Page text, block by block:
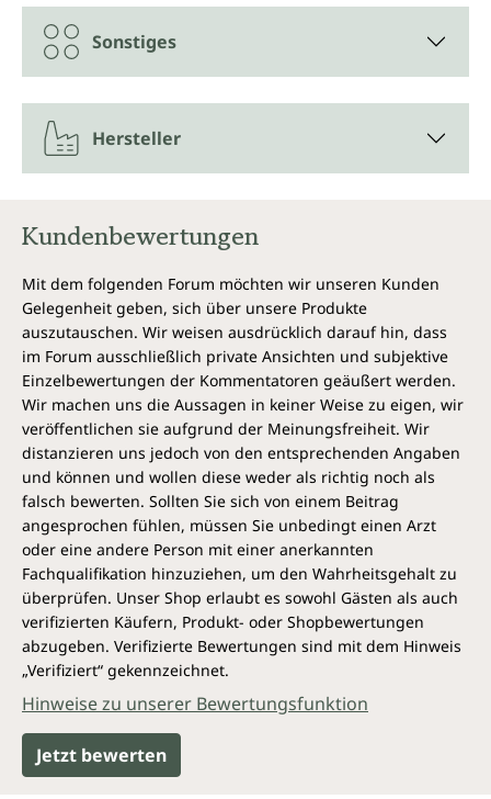
Monatsvorrat.
Vegan und ohne folgende Zusatzstoffe
Katzenkralle Kapseln von Unimedica sind,
entsprechend gesetzlicher Vorgaben, frei von
Konservierungsstoffen, weiterhin ohne Zusätze wie
Farbstoffe, Stabilisatoren, Trennmittel wie
aus reiner pflanzlicher Cellulose (HPMC), frei von
Sonstiges
Hersteller
Kundenbewertungen
Mit dem folgenden Forum möchten wir unseren Kunden
Gelegenheit geben, sich über unsere Produkte
auszutauschen. Wir weisen ausdrücklich darauf hin, dass
im Forum ausschließlich private Ansichten und subjektive
Einzelbewertungen der Kommentatoren geäußert werden.
Wir machen uns die Aussagen in keiner Weise zu eigen, wir
veröffentlichen sie aufgrund der Meinungsfreiheit. Wir
distanzieren uns jedoch von den entsprechenden Angaben
und können und wollen diese weder als richtig noch als
falsch bewerten. Sollten Sie sich von einem Beitrag
angesprochen fühlen, müssen Sie unbedingt einen Arzt
oder eine andere Person mit einer anerkannten
Fachqualifikation hinzuziehen, um den Wahrheitsgehalt zu
überprüfen. Unser Shop erlaubt es sowohl Gästen als auch
verifizierten Käufern, Produkt- oder Shopbewertungen
abzugeben. Verifizierte Bewertungen sind mit dem Hinweis
„Verifiziert“ gekennzeichnet.
Hinweise zu unserer Bewertungsfunktion
Jetzt bewerten